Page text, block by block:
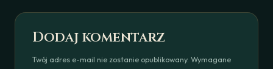
Dodaj komentarz
Twój adres e-mail nie zostanie opublikowany. Wymagane